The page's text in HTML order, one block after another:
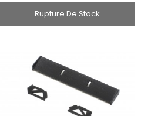
Rupture De Stock